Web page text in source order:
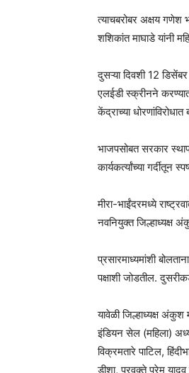
त्याचबरोबर अक्षय गणेश
शशिकांत माघाडे यांनी
दुसऱ्या दिवशी 12
एलईडी स्क्रीनने
केंद्राच्या
भाजपसोबत सरकार
कार्यकर्त्यांच्या गर्दीतून
मीरा-भाईंदरमध्ये
नवनियुक्त जिल्हाध्यक्ष
प्रसारमाध्यमांशी
पक्षाशी जोडतील.
यावेळी जिल्हाध्यक्ष अंकुश
इंडियन सेल (महिला)
विक्रमतारे पाटिल,
डीशा, प्रवक्ते प्रेम यादव